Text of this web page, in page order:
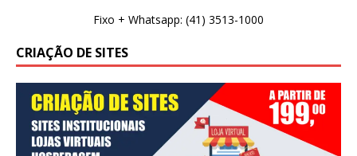
Fixo + Whatsapp: (41) 3513-1000
CRIAÇÃO DE SITES